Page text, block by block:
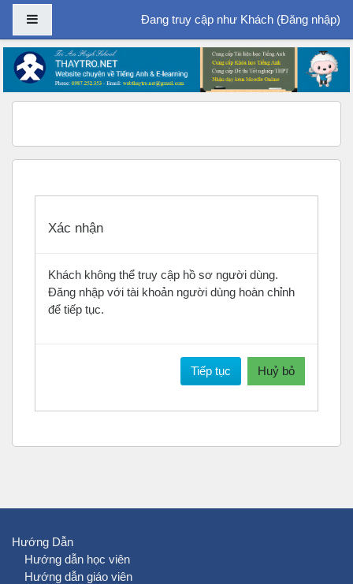
Chuyển tới nội dung chính
Bảng điều khiển cạnhĐang truy cập như Khách (Đăng nhập)
Xác nhận
Khách không thể truy cập hồ sơ người dùng.
Đăng nhập với tài khoản người dùng hoàn chỉnh
để tiếp tục.
Tiếp tục Huỷ bỏ
Hướng Dẫn
Hướng dẫn học viên
Hướng dẫn giáo viên